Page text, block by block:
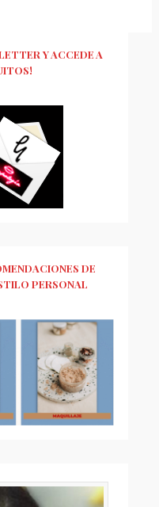
Y ACCEDE A
DE
PERSONAL